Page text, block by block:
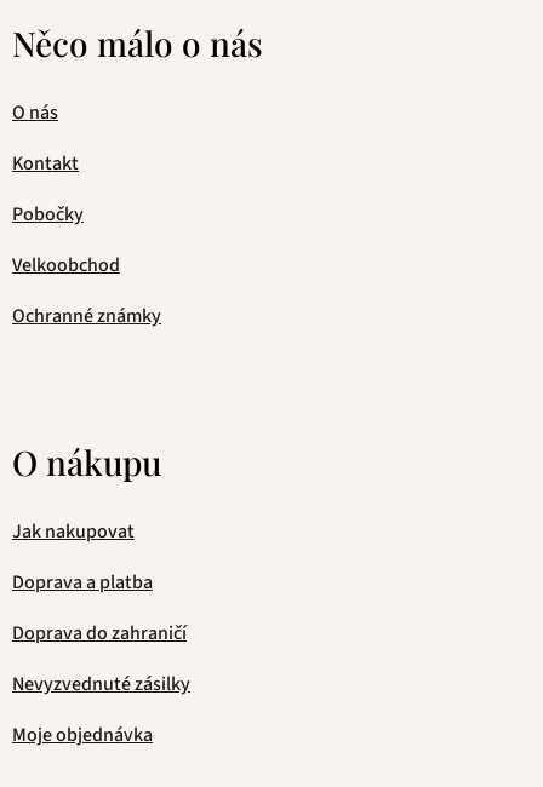
Něco málo o nás
O nás
Kontakt
Pobočky
Velkoobchod
Ochranné známky
O nákupu
Jak nakupovat
Doprava a platba
Doprava do zahraničí
Nevyzvednuté zásilky
Moje objednávka